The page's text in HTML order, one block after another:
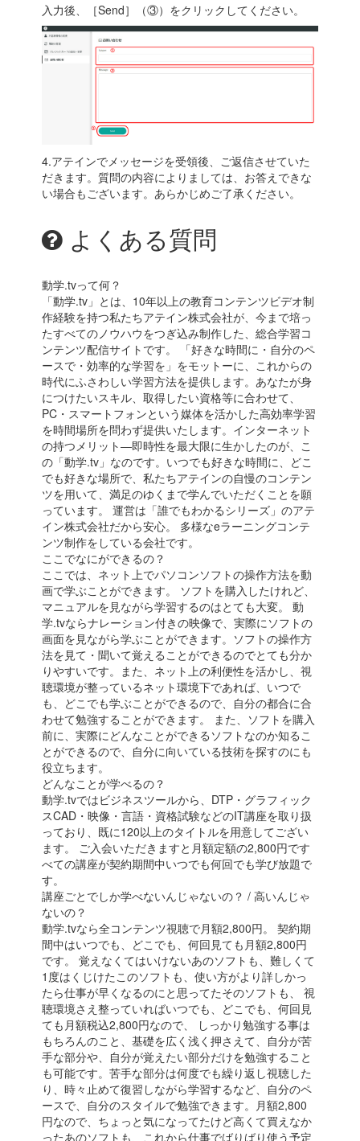
入力後、［Send］（③）をクリックしてください。
4.アテインでメッセージを受領後、ご返信させていた
だきます。質問の内容によりましては、お答えできな
い場合もございます。 あらかじめご了承ください。
よくある質問
動学.tvって何？
「動学.tv」とは、10年以上の教育コンテンツビデオ制
作経験を持つ私たちアテイン株式会社が、今まで培っ
たすべてのノウハウをつぎ込み制作した、総合学習コ
ンテンツ配信サイトです。 「好きな時間に・自分のペ
ースで・効率的な学習を」をモットーに、これからの
時代にふさわしい学習方法を提供します。あなたが身
につけたいスキル、取得したい資格等に合わせて、
PC・スマートフォンという媒体を活かした高効率学習
を時間場所を問わず提供いたします。インターネット
の持つメリット―即時性を最大限に生かしたのが、こ
の「動学.tv」なのです。いつでも好きな時間に、どこ
でも好きな場所で、私たちアテインの自慢のコンテン
ツを用いて、満足のゆくまで学んでいただくことを願
っています。 運営は「誰でもわかるシリーズ」のアテ
イン株式会社だから安心。 多様なeラーニングコンテ
ンツ制作をしている会社です。
ここでなにができるの？
ここでは、ネット上でパソコンソフトの操作方法を動
画で学ぶことができます。 ソフトを購入したけれど、
マニュアルを見ながら学習するのはとても大変。 動
学.tvならナレーション付きの映像で、実際にソフトの
画面を見ながら学ぶことができます。ソフトの操作方
法を見て・聞いて覚えることができるのでとても分か
りやすいです。また、ネット上の利便性を活かし、視
聴環境が整っているネット環境下であれば、いつで
も、どこでも学ぶことができるので、自分の都合に合
わせて勉強することができます。 また、ソフトを購入
前に、実際にどんなことができるソフトなのか知るこ
とができるので、自分に向いている技術を探すのにも
役立ちます。
どんなことが学べるの？
動学.tvではビジネスツールから、DTP・グラフィック
スCAD・映像・言語・資格試験などのIT講座を取り扱
っており、既に120以上のタイトルを用意してござい
ます。 ご入会いただきますと月額定額の2,800円です
べての講座が契約期間中いつでも何回でも学び放題で
す。
講座ごとでしか学べないんじゃないの？ / 高いんじゃ
ないの？
動学.tvなら全コンテンツ視聴で月額2,800円。 契約期
間中はいつでも、どこでも、何回見ても月額2,800円
です。 覚えなくてはいけないあのソフトも、難しくて
1度はくじけたこのソフトも、使い方がより詳しかっ
たら仕事が早くなるのにと思ってたそのソフトも、 視
聴環境さえ整っていればいつでも、どこでも、何回見
ても月額税込2,800円なので、 しっかり勉強する事は
もちろんのこと、基礎を広く浅く押さえて、自分が苦
手な部分や、自分が覚えたい部分だけを勉強すること
も可能です。苦手な部分は何度でも繰り返し視聴した
り、時々止めて復習しながら学習するなど、自分のペ
ースで、自分のスタイルで勉強できます。月額2,800
円なので、ちょっと気になってたけど高くて買えなか
ったあのソフトも、これから仕事でばりばり使う予定